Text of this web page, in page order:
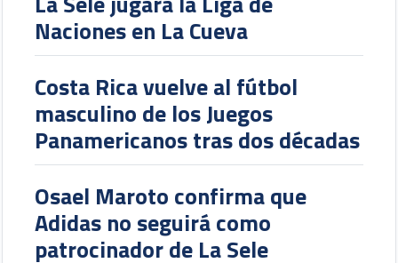
Ronald González explica por qué
La Sele jugará la Liga de
Naciones en La Cueva
Costa Rica vuelve al fútbol
masculino de los Juegos
Panamericanos tras dos décadas
Osael Maroto confirma que